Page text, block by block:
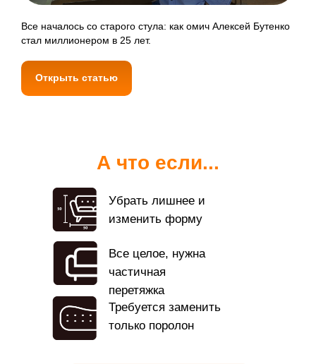
Все началось со старого стула: как омич Алексей Бутенко
стал миллионером в 25 лет.
Открыть статью
А что если...
Убрать лишнее и
изменить форму
Все целое, нужна
частичная
перетяжка
Требуется заменить
только поролон